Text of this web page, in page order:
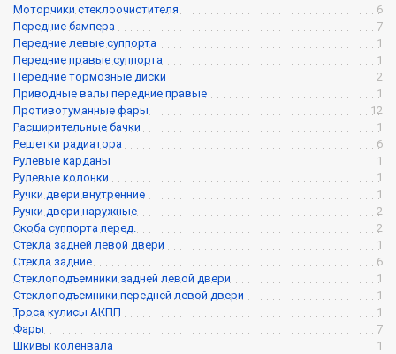
Моторчики стеклоочистителя
6
Передние бампера
7
Передние левые суппорта
1
Передние правые суппорта
1
Передние тормозные диски
2
Приводные валы передние правые
1
Противотуманные фары
12
Расширительные бачки
1
Решетки радиатора
6
Рулевые карданы
1
Рулевые колонки
1
Ручки двери внутренние
1
Ручки двери наружные
2
Скоба суппорта перед.
2
Стекла задней левой двери
1
Стекла задние
6
Стеклоподъемники задней левой двери
1
Стеклоподъемники передней левой двери
1
Троса кулисы АКПП
1
Фары
7
Шкивы коленвала
1